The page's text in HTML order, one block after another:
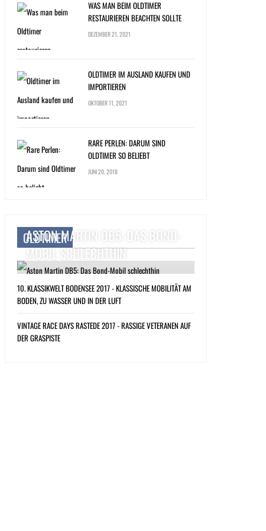
WAS MAN BEIM OLDTIMER
RESTAURIEREN BEACHTEN SOLLTE
DEZEMBER 21, 2021
OLDTIMER IM AUSLAND KAUFEN UND
IMPORTIEREN
OKTOBER 11, 2021
RARE PERLEN: DARUM SIND
OLDTIMER SO BELIEBT
JUNI 20, 2018
OLDTIMER
ASTON MARTIN DB5: DAS BOND-
MOBIL SCHLECHTHIN
10. KLASSIKWELT BODENSEE 2017 - KLASSISCHE MOBILITÄT AM
BODEN, ZU WASSER UND IN DER LUFT
VINTAGE RACE DAYS RASTEDE 2017 - RASSIGE VETERANEN AUF
DER GRASPISTE